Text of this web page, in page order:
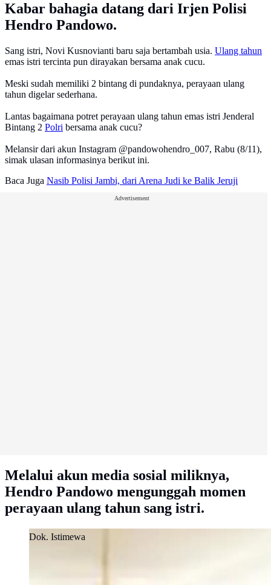
Kabar bahagia datang dari Irjen Polisi
Hendro Pandowo.
Sang istri, Novi Kusnovianti baru saja bertambah usia. Ulang tahun
emas istri tercinta pun dirayakan bersama anak cucu.
Meski sudah memiliki 2 bintang di pundaknya, perayaan ulang
tahun digelar sederhana.
Lantas bagaimana potret perayaan ulang tahun emas istri Jenderal
Bintang 2 Polri bersama anak cucu?
Melansir dari akun Instagram @pandowohendro_007, Rabu (8/11),
simak ulasan informasinya berikut ini.
Baca Juga Nasib Polisi Jambi, dari Arena Judi ke Balik Jeruji
Advertisement
Melalui akun media sosial miliknya,
Hendro Pandowo mengunggah momen
perayaan ulang tahun sang istri.
Dok. Istimewa